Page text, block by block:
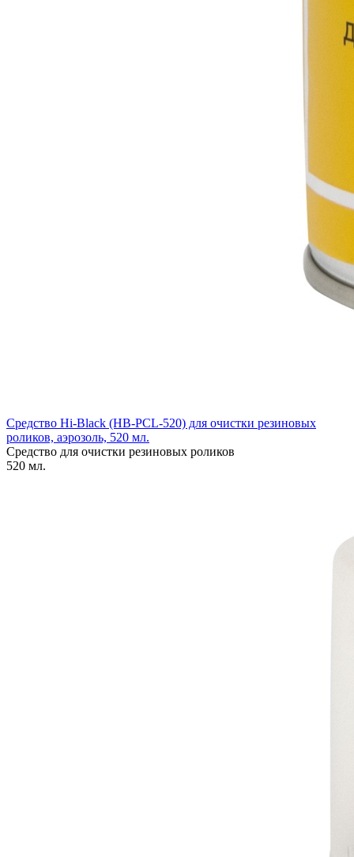
Средство Hi-Black (HB-PCL-520) для очистки резиновых
роликов, аэрозоль, 520 мл.
Средство для очистки резиновых роликов
520 мл.